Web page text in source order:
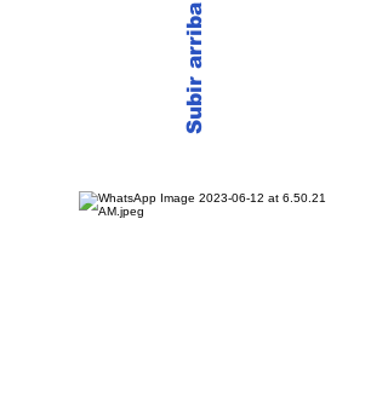
Subir arriba